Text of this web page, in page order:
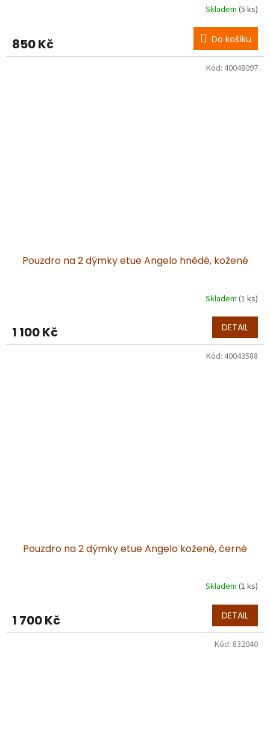
Skladem (5 ks)
850 Kč Do košíku
Pouzdro na 2 dýmky etue Angelo hnědé, kožené
Skladem (1 ks)
1 100 Kč DETAIL
Kód: 40048097
Pouzdro na 2 dýmky etue Angelo kožené, černé
Skladem (1 ks)
1 700 Kč DETAIL
Kód: 40043588
Kód: 832040